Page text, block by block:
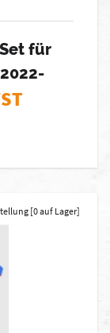
für
[0 auf Lager]